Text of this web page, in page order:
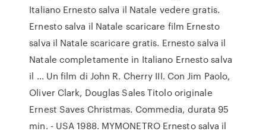
Italiano Ernesto salva il Natale vedere gratis.
Ernesto salva il Natale scaricare film Ernesto
salva il Natale scaricare gratis. Ernesto salva il
Natale completamente in Italiano Ernesto salva
il … Un film di John R. Cherry III. Con Jim Paolo,
Oliver Clark, Douglas Sales Titolo originale
Ernest Saves Christmas. Commedia, durata 95
min. - USA 1988. MYMONETRO Ernesto salva il